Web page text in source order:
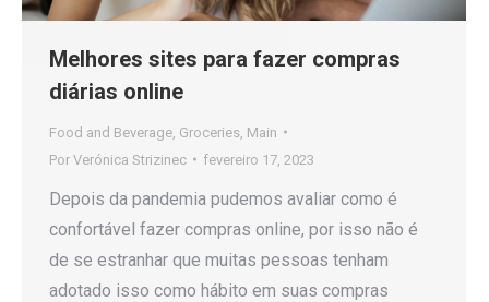
Melhores sites para fazer compras
diárias online
Food and Beverage Groceries Main
Por Verónica Strizinec fevereiro 17, 2023
Depois da pandemia pudemos avaliar como é
confortável fazer compras online, por isso não é
de se estranhar que muitas pessoas tenham
adotado isso como hábito em suas compras